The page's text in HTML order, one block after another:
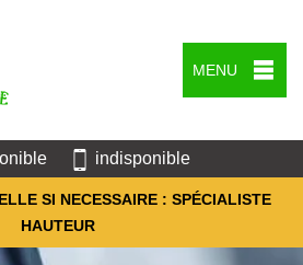
MENU
indisponible
SI NECESSAIRE : SPÉCIALISTE
HAUTEUR